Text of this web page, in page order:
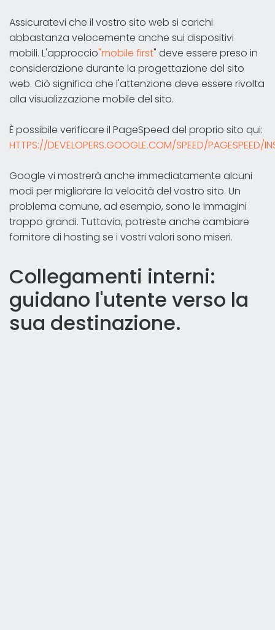
Assicuratevi che il vostro sito web si carichi
abbastanza velocemente anche sui dispositivi
mobili. L'approccio"mobile first" deve essere preso in
considerazione durante la progettazione del sito
web. Ciò significa che l'attenzione deve essere rivolta
alla visualizzazione mobile del sito.
È possibile verificare il PageSpeed del proprio sito qui:
HTTPS://DEVELOPERS.GOOGLE.COM/SPEED/PAGESPEED/
Google vi mostrerà anche immediatamente alcuni
modi per migliorare la velocità del vostro sito. Un
problema comune, ad esempio, sono le immagini
troppo grandi. Tuttavia, potreste anche cambiare
fornitore di hosting se i vostri valori sono miseri.
Collegamenti interni:
guidano l'utente verso la
sua destinazione.